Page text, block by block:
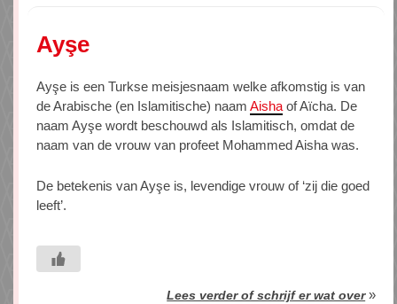
Ayşe
Ayşe is een Turkse meisjesnaam welke afkomstig is van
de Arabische (en Islamitische) naam Aisha of Aïcha. De
naam Ayşe wordt beschouwd als Islamitisch, omdat de
naam van de vrouw van profeet Mohammed Aisha was.
De betekenis van Ayşe is, levendige vrouw of ‘zij die goed
leeft’.
Lees verder of schrijf er wat over»